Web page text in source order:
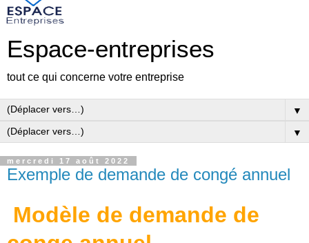
Espace-entreprises
tout ce qui concerne votre entreprise
▼
▼
mercredi 17 août 2022
Exemple de demande de congé annuel
Modèle de demande de